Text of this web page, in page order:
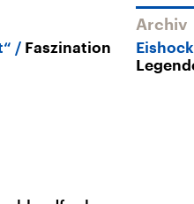
Faszination
Archiv